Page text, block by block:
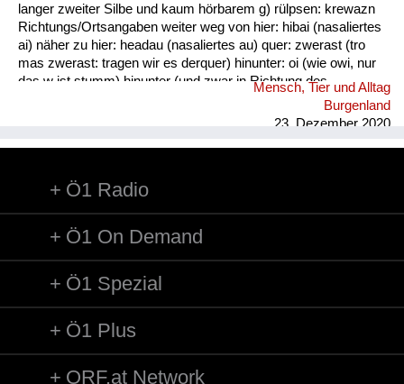
langer zweiter Silbe und kaum hörbarem g) rülpsen: krewazn
Richtungs/Ortsangaben weiter weg von hier: hibai (nasaliertes
ai) näher zu hier: headau (nasaliertes au) quer: zwerast (tro
mas zwerast: tragen wir es derquer) hinunter: oi (wie owi, nur
das w ist stumm) hinunter (und zwar in Richtung des
Sprechers): oana (kim oana - komm herunter, und zwar zu
mir) weg: dui (kais dui - wirf es weg) werfen: kai (nasaliertes
Mensch, Tier und Alltag
Burgenland
23. Dezember 2020
Ö1 Radio
Ö1 On Demand
Ö1 Spezial
Ö1 Plus
ORF.at Network